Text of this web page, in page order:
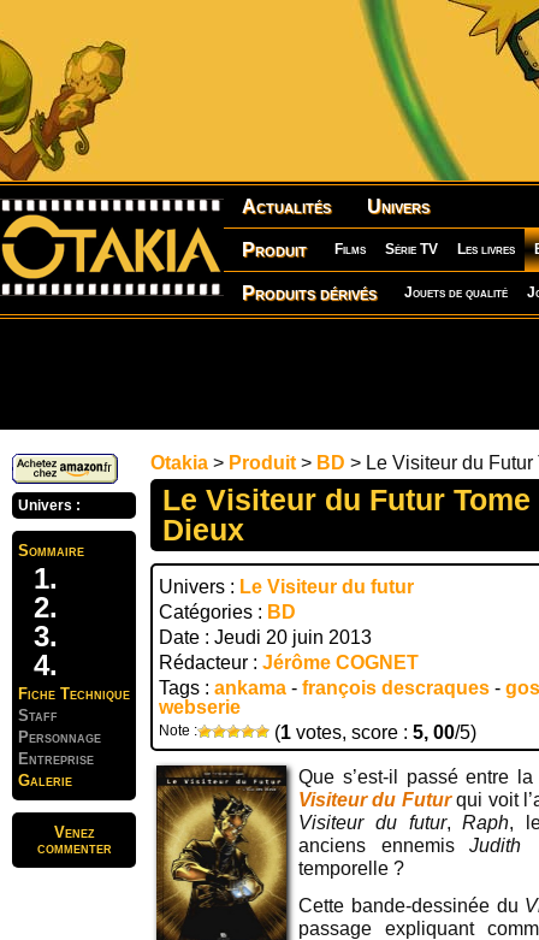
Actualités Univers
Produit Films Série TV Les livres
Produits dérivés Jouets de qualité
Univers :
Sommaire
Fiche Technique
Staff
Personnage
Entreprise
Galerie
Venez
commenter
Otakia > Produit > BD > Le Visiteur du Futur
Le Visiteur du Futur Tome
Dieux
Univers : Le Visiteur du futur
Catégories : BD
Date : Jeudi 20 juin 2013
Rédacteur : Jérôme COGNET
Tags : ankama - françois descraques -
webserie
Note : (1 votes, score : 5, 00/5)
Que s’est-il passé entre
Visiteur du Futurqui voit
Visiteur du futur,Raph,
anciens ennemisJudith
temporelle ?
Cette bande-dessinée du
passage expliquant